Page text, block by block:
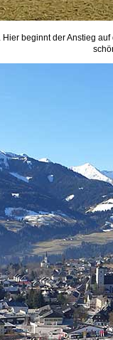
beginnt der Anstieg